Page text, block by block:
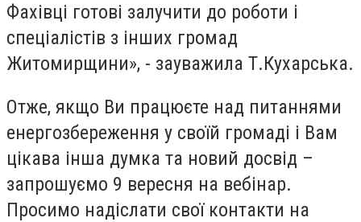
Фахівці готові залучити до роботи і
спеціалістів з інших громад
Житомирщини», - зауважила Т.Кухарська.
Отже, якщо Ви працюєте над питаннями
енергозбереження у своїй громаді і Вам
цікава інша думка та новий досвід –
запрошуємо 9 вересня на вебінар.
Просимо надіслати свої контакти на